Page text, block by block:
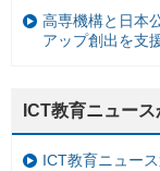
高専機構と日本
アップ創出を支
ICT教育ニュー
ICT教育ニュー